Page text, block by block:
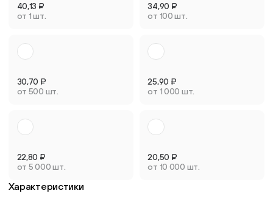
40,13 ₽
от 1 шт.
34,90 ₽
от 100 шт.
30,70 ₽
от 500 шт.
25,90 ₽
от 1 000 шт.
22,80 ₽
от 5 000 шт.
20,50 ₽
от 10 000 шт.
Характеристики